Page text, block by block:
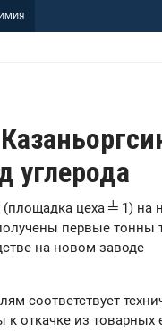
углерода
(площадка цеха ╧ 1) на
первые тонны
на новом заводе
соответствует
откачке из товарных